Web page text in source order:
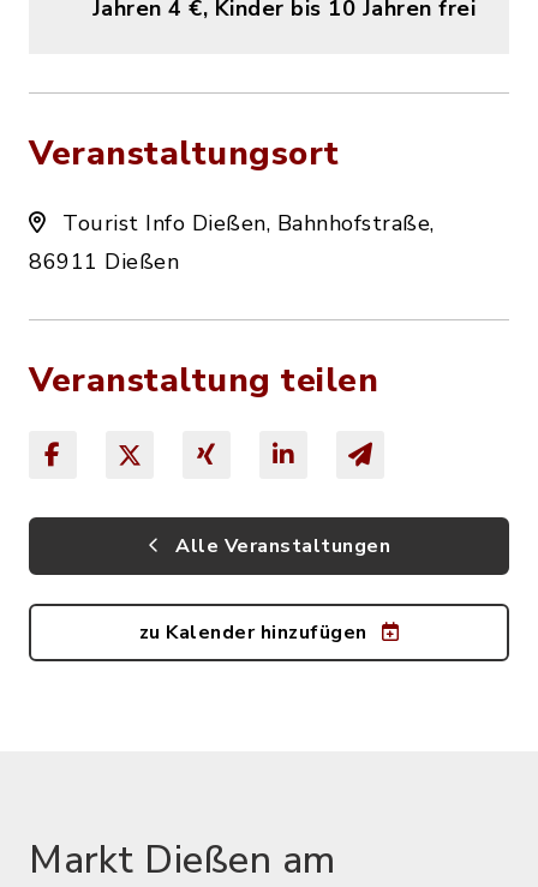
Jahren 4 €, Kinder bis 10 Jahren frei
Veranstaltungsort
Tourist Info Dießen, Bahnhofstraße,
86911 Dießen
Veranstaltung teilen
Alle Veranstaltungen
zu Kalender hinzufügen
Markt Dießen am